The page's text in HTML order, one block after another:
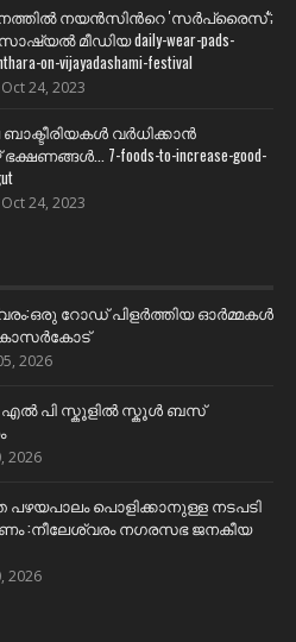
നയന്‍സിന്‍റെ 'സര്‍പ്രൈസ്';
മീഡിയ daily-wear-pads-
on-vijayadashami-festival
Oct 24, 2023
വര്‍ധിക്കാന്‍
7-foods-to-increase-good-
Oct 24, 2023
റോഡ് പിളർത്തിയ ഓർമ്മകൾ
കാസർകോട്
2026
എൽ പി സ്കൂളിൽ സ്കൂൾ ബസ്
2026
പഴയപാലം പൊളിക്കാനുള്ള നടപടി
:നീലേശ്വരം നഗരസഭ ജനകീയ
2026